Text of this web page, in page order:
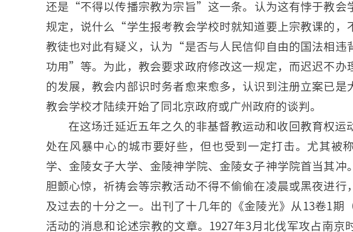
还是“不得以传播宗教为宗旨”这一条。认为这有悖于教会
规定，说什么“学生报考教会学校时就知道要上宗教课的，
教徒也对此有疑义，认为“是否与人民信仰自由的国法相
功用”等。为此，教会要求政府修改这一规定，而迟迟不办
的发展，教会内部识时务者愈来愈多，认识到注册立案已是
教会学校才陆续开始了同北京政府或广州政府的谈判。
在这场迁延近五年之久的非基督教运动和收回教育权运
处在风暴中心的城市要好些，但也受到一定打击。尤其
学、金陵女子大学、金陵神学院、金陵女子神学院首当其冲
胆颤心惊，祈祷会等宗教活动不得不偷偷在凌晨或黑夜进行
及过去的十分之一。出刊了十几年的《金陵光》从13卷1期
活动的消息和论述宗教的文章。1927年3月北伐军攻占南京